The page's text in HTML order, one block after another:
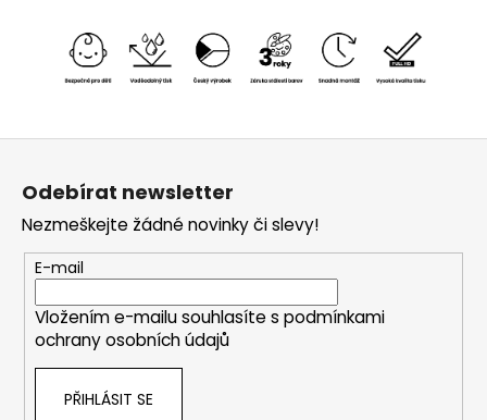
Z
Odebírat newsletter
Nezmeškejte žádné novinky či slevy!
E-mail
Vložením e-mailu souhlasíte s podmínkami
ochrany osobních údajů
PŘIHLÁSIT SE